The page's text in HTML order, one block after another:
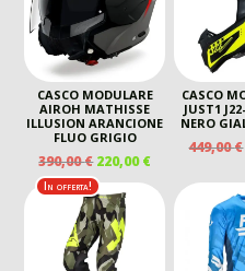
CASCO MODULARE
AIROH MATHISSE
ILLUSION ARANCIONE
FLUO GRIGIO
390,00€ IL
PREZZO
ORIGINALE
ERA:
390,00 €.
220,00€IL
PREZZO
ATTUALE
220,00 €.
CASCO
JUST1
NERO
449,00€
In offerta!